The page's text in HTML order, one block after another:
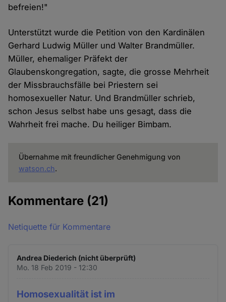
befreien!"
Unterstützt wurde die Petition von den Kardinälen
Gerhard Ludwig Müller und Walter Brandmüller.
Müller, ehemaliger Präfekt der
Glaubenskongregation, sagte, die grosse Mehrheit
der Missbrauchsfälle bei Priestern sei
homosexueller Natur. Und Brandmüller schrieb,
schon Jesus selbst habe uns gesagt, dass die
Wahrheit frei mache. Du heiliger Bimbam.
Übernahme mit freundlicher Genehmigung von
watson.ch.
Kommentare (21)
Netiquette für Kommentare
Andrea Diederich (nicht überprüft)
Mo. 18 Feb 2019 - 12:30
Homosexualität ist im